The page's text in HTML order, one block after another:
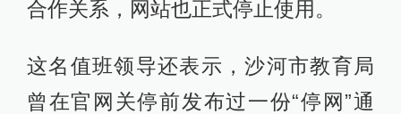
合作关系，网站也正式停止使用。
这名值班领导还表示，沙河市教育局
曾在官网关停前发布过一份“停网”通